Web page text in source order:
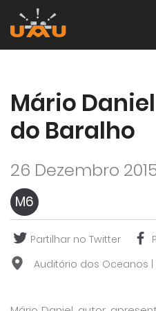
Mário
do Baralho
26 Dezembro
M6
Partilhar no Twitter
Auditório dos Oceanos